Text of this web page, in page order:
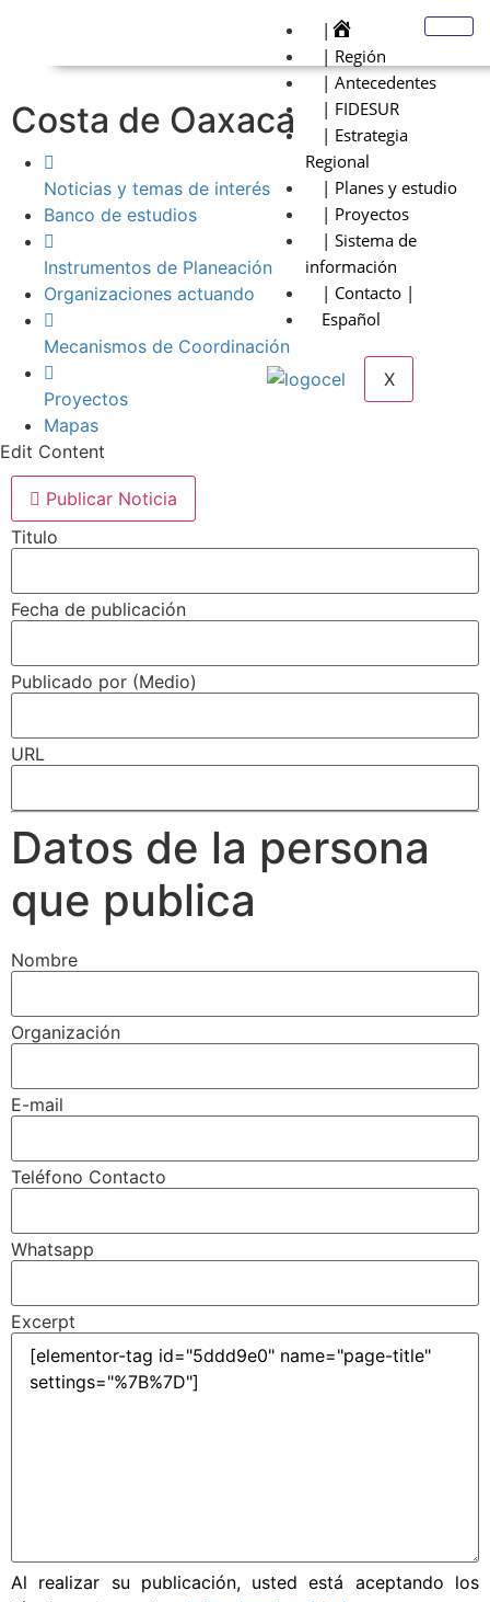
|
| Región
| Antecedentes
| FIDESUR
| Estrategia
Regional
| Planes y estudio
| Proyectos
| Sistema de
información
| Contacto |
Español
X
Costa de Oaxaca
Noticias y temas de interés
Banco de estudios
Instrumentos de Planeación
Organizaciones actuando
Mecanismos de Coordinación
Proyectos
Mapas
Edit Content
Publicar Noticia
Titulo
Fecha de publicación
Publicado por (Medio)
URL
Datos de la persona
que publica
Nombre
Organización
E-mail
Teléfono Contacto
Whatsapp
Excerpt
Al realizar su publicación, usted está aceptando los